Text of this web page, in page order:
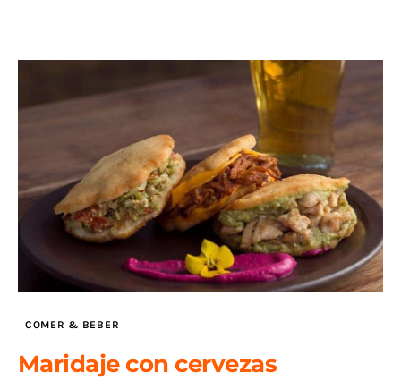
COMER & BEBER
Maridaje con cervezas